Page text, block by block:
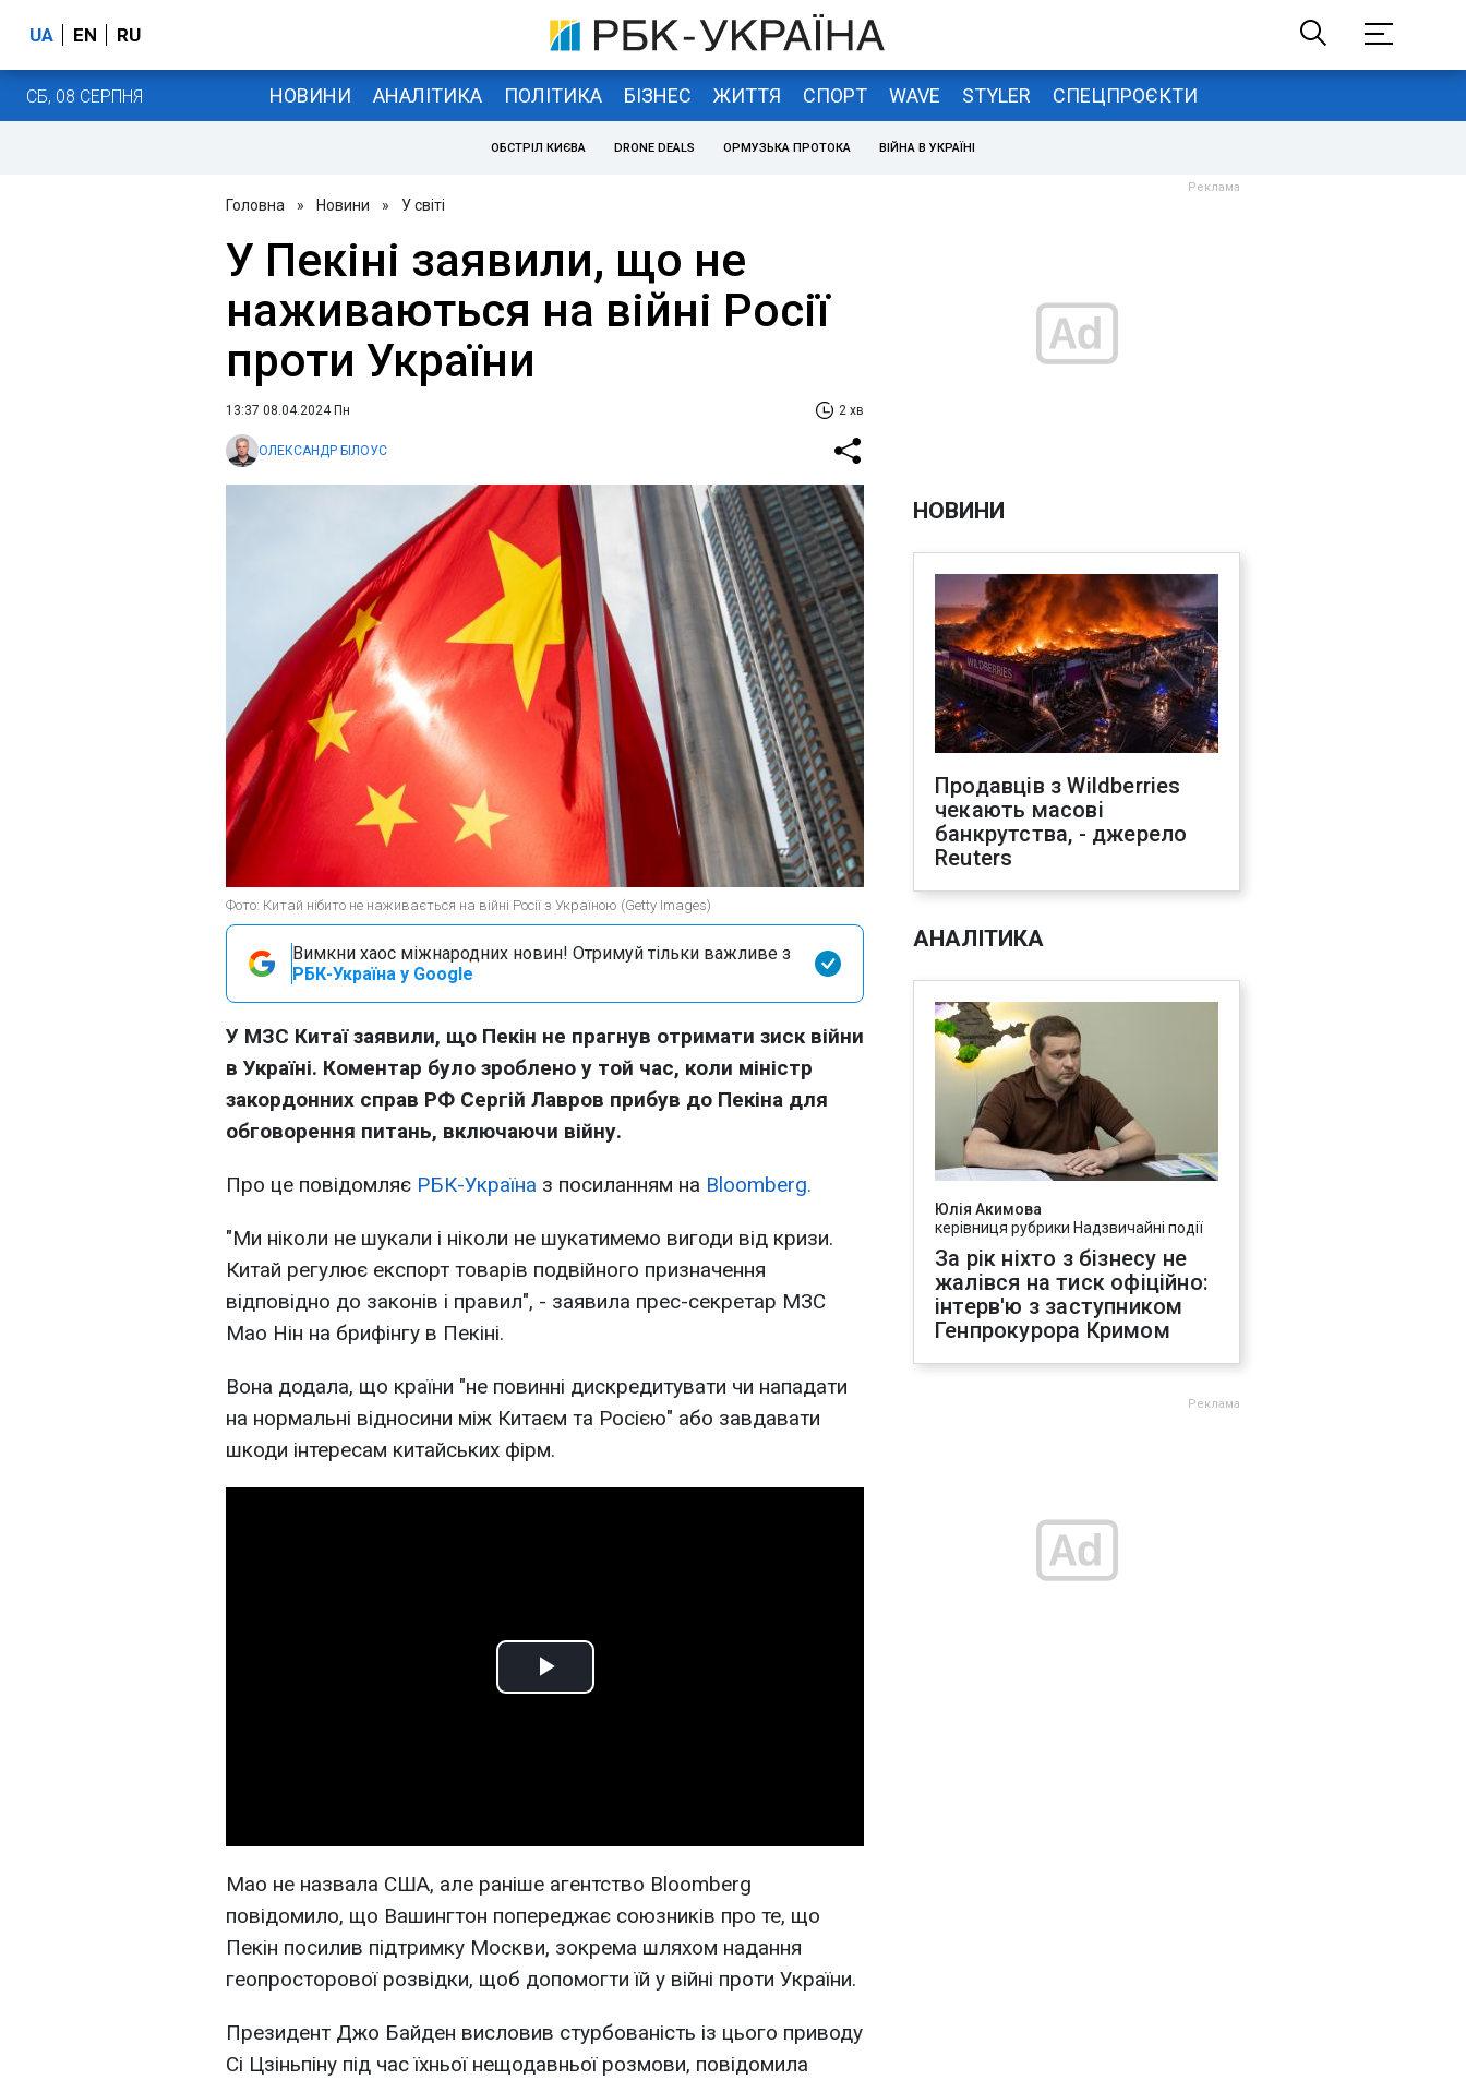
UA EN RU
СБ, 08 СЕРПНЯ НОВИНИ АНАЛІТИКА ПОЛІТИКА БІЗНЕС ЖИТТЯ СПОРТ WAVE STYLER СПЕЦПРОЄКТИ
ОБСТРІЛ КИЄВА DRONE DEALS ОРМУЗЬКА ПРОТОКА ВІЙНА В УКРАЇНІ
Головна » Новини » У світі
У Пекіні заявили, що не
наживаються на війні Росії
проти України
13:37 08.04.2024 Пн 2 хв
ОЛЕКСАНДР БІЛОУС
Фото: Китай нібито не наживається на війні Росії з Україною (Getty Images)
Вимкни хаос міжнародних новин! Отримуй тільки важливе з
РБК-Україна у Google
У МЗС Китаї заявили, що Пекін не прагнув отримати зиск війни
в Україні. Коментар було зроблено у той час, коли міністр
закордонних справ РФ Сергій Лавров прибув до Пекіна для
обговорення питань, включаючи війну.
Про це повідомляє РБК-Україна з посиланням на Bloomberg.
"Ми ніколи не шукали і ніколи не шукатимемо вигоди від кризи.
Китай регулює експорт товарів подвійного призначення
відповідно до законів і правил", - заявила прес-секретар МЗС
Мао Нін на брифінгу в Пекіні.
Вона додала, що країни "не повинні дискредитувати чи нападати
на нормальні відносини між Китаєм та Росією" або завдавати
шкоди інтересам китайських фірм.
Play
Мао не назвала США, але раніше агентство Bloomberg
повідомило, що Вашингтон попереджає союзників про те, що
Пекін посилив підтримку Москви, зокрема шляхом надання
геопросторової розвідки, щоб допомогти їй у війні проти України.
Президент Джо Байден висловив стурбованість із цього приводу
Сі Цзіньпіну під час їхньої нещодавньої розмови, повідомила
НОВИНИ
Продавців з Wildberries
чекають масові
банкрутства, - джерело
Reuters
АНАЛІТИКА
Юлія Акимова
керівниця рубрики Надзвичайні події
За рік ніхто з бізнесу не
жалівся на тиск офіційно:
інтерв'ю з заступником
Генпрокурора Кримом